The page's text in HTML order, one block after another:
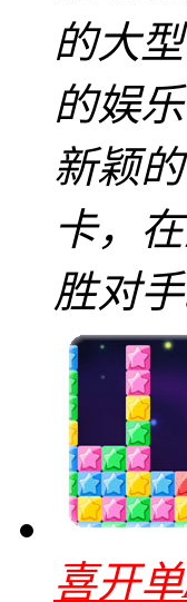
的大
的娱
新颖
卡，
胜对手
喜开